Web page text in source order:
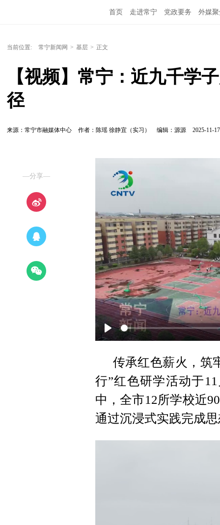
首页 走进常宁 党政要务 外媒
当前位置: 常宁新闻网 > 基层 > 正文
【视频】常宁：近九千学
径
来源：常宁市融媒体中心 作者：陈瑶 徐静宜（实习） 编辑：源源 2025-11-
—分享—
Play
传承红色薪火，筑
行”红色研学活动于
中，全市12所学校近
通过沉浸式实践完成